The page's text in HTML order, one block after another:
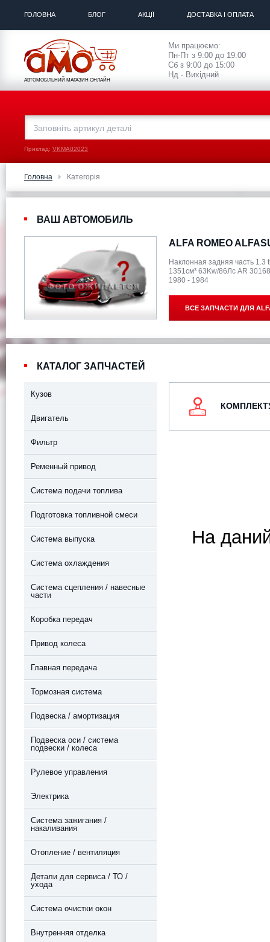
ГОЛОВНА БЛОГ АКЦІЇ ДОСТАВКА І ОПЛАТА
АВТОМОБІЛЬНИЙ МАГАЗИН ОНЛАЙН
Ми працюємо:
Пн-Пт з 9:00 до 19:00
Сб з 9:00 до 15:00
Нд - Вихідний
Приклад: VKMA02023
Головна Категорія
ВАШ АВТОМОБИЛЬ
ALFA ROMEO
Наклонная задняя часть
1351см³ 63Kw/86Лс AR 30168
1980 - 1984
ВСЕ ЗАПЧАСТИ ДЛЯ
КАТАЛОГ ЗАПЧАСТЕЙ
Кузов
Двигатель
Фильтр
Ременный привод
Система подачи топлива
Подготовка топливной смеси
Система выпуска
Система охлаждения
Система сцепления / навесные
части
Коробка передач
Привод колеса
Главная передача
Тормозная система
Подвеска / амортизация
Подвеска оси / система
подвески / колеса
Рулевое управления
Электрика
Система зажигания /
накаливания
Отопление / вентиляция
Детали для сервиса / ТО /
ухода
Система очистки окон
Внутренняя отделка
На